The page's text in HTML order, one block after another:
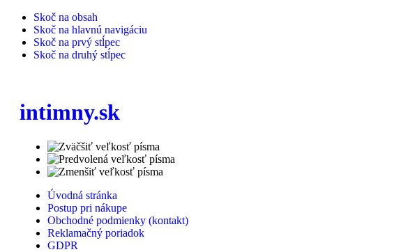
Skoč na obsah
Skoč na hlavnú navigáciu
Skoč na prvý stĺpec
Skoč na druhý stĺpec
intimny.sk
Úvodná stránka
Postup pri nákupe
Obchodné podmienky (kontakt)
Reklamačný poriadok
GDPR